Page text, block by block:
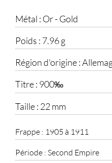
Métal : Or - Gold
Poids : 7.96 g
Région d'origine :
Titre : 900‰
Taille : 22 mm
Frappe : 1905 à 1911
Période : Second Empire